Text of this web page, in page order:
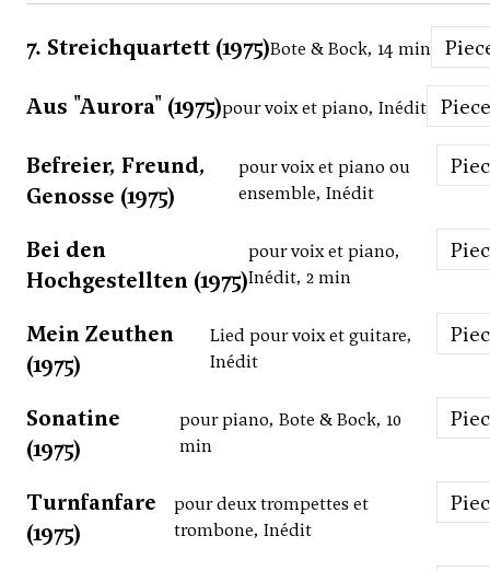
7. Streichquartett (1975)Bote & Bock, 14 min
Aus "Aurora" (1975)pour voix et piano, Inédit Piece
Befreier, Freund,
Genosse (1975)
pour voix et piano ou
ensemble, Inédit
Bei den
Hochgestellten (1975)
pour voix et piano,
Inédit, 2 min
Mein Zeuthen
(1975)
Lied pour voix et guitare,
Inédit
Sonatine
(1975)
pour piano, Bote & Bock, 10
min
Turnfanfare
(1975)
pour deux trompettes et
trombone, Inédit